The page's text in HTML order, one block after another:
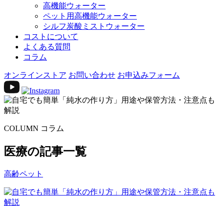
高機能ウォーター
ペット用高機能ウォーター
シルフ炭酸ミストウォーター
コストについて
よくある質問
コラム
オンラインストア お問い合わせ お申込みフォーム
COLUMN コラム
医療の記事一覧
高齢ペット